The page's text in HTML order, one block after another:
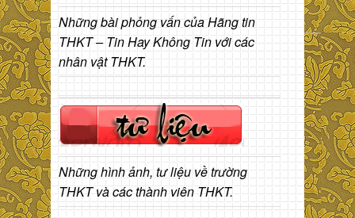
Những bài phỏng vấn của Hãng tin
THKT – Tin Hay Không Tin với các
nhân vật THKT.
Những hình ảnh, tư liệu về trường
THKT và các thành viên THKT.